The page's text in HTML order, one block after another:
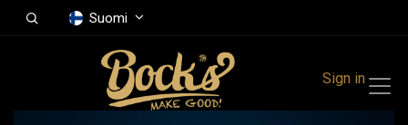
Suomi
Sign in